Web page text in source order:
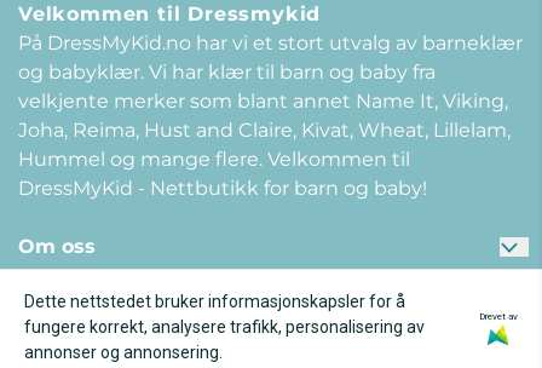
Velkommen til Dressmykid
På DressMyKid.no har vi et stort utvalg av barneklær
og babyklær. Vi har klær til barn og baby fra
velkjente merker som blant annet Name It, Viking,
Joha, Reima, Hust and Claire, Kivat, Wheat, Lillelam,
Hummel og mange flere. Velkommen til
DressMyKid - Nettbutikk for barn og baby!
Om oss
Gneisveien 8
Spørsmål og svar
Kontakt oss
Kundeklubb
Bli medlem i dag! Få 25% rabatt på ditt neste kjøp*,
Dette nettstedet bruker informasjonskapsler for å
fungere korrekt, analysere trafikk, personalisering av
annonser og annonsering.
Drevet av